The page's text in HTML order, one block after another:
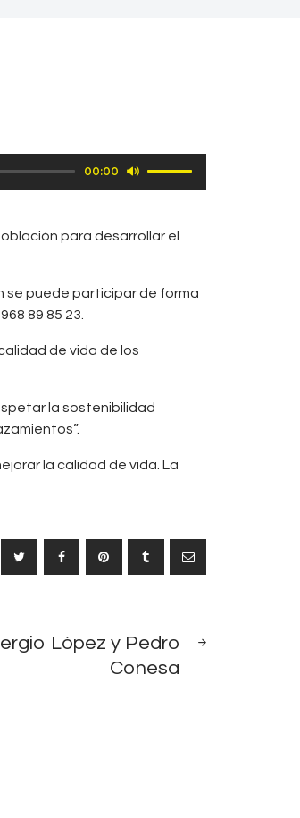
00:00
de
para
volumen.
para desarrollar el
se puede participar de forma
89 85 23.
de vida de los
la sostenibilidad
la calidad de vida. La
NOTICIA
López y Pedro
Conesa